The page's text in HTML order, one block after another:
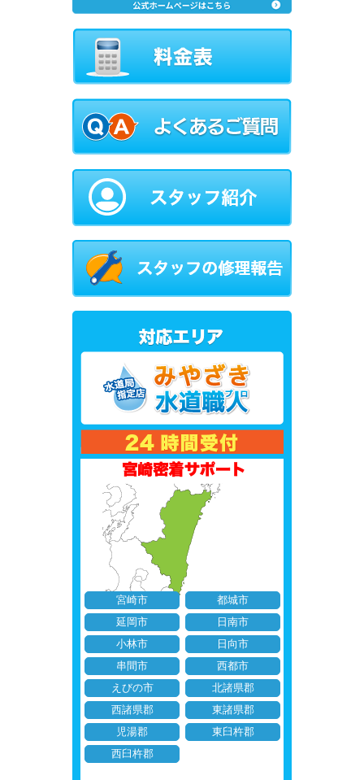
宮崎市
都城市
延岡市
日南市
小林市
日向市
串間市
西都市
えびの市
北諸県郡
西諸県郡
東諸県郡
児湯郡
東臼杵郡
西臼杵郡